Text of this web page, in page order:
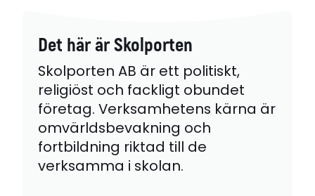
Det här är Skolporten
Skolporten AB är ett politiskt,
religiöst och fackligt obundet
företag. Verksamhetens kärna är
omvärldsbevakning och
fortbildning riktad till de
verksamma i skolan.